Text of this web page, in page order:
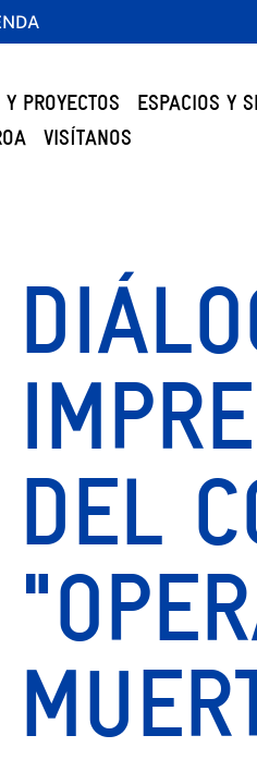
PROYECTOS
ESPACIOS Y
VISÍTANOS
DEL